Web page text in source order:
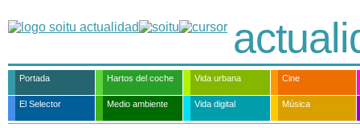
Portada Hartos del coche Vida urbana Cine
El Selector Medio ambiente Vida digital Música